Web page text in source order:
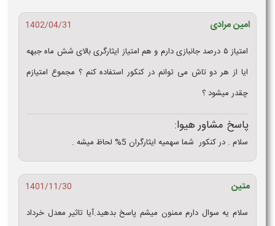
امین مرادی
1402/04/31
امتیاز ۵ درصد جانبازی دارم و هم امتیاز ایثارگری بالای شش ماه جبهه
ایا از هر دو تاش می توانم در کنکور استفاده کنم ؟ مجموع امتیازم
چقدر میشود ؟
پاسخ مشاور هیوا:
سلام . در کنکور شما سهمیه ایثارگران 5% لحاظ میشه .
متین
1401/11/30
سلام یه سوال دارم ممنون میشم پاسخ بدهید.آیا تاثیر معدل خرداد